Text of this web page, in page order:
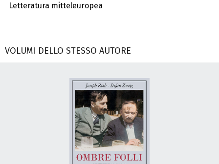
Letteratura mitteleuropea
VOLUMI DELLO STESSO AUTORE